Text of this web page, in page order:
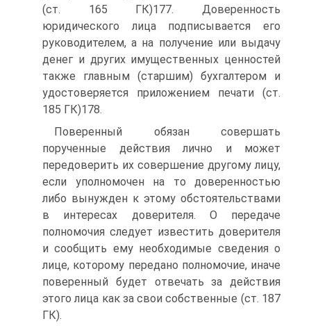
(ст. 165 ГК)177. Доверенность
юридического лица подписывается его
руководителем, а на получение или выдачу
денег и других имущественных ценностей
также главным (старшим) бухгалтером и
удостоверяется приложением печати (ст.
185 ГК)178.
Поверенный обязан совершать
порученные действия лично и может
передоверить их совершение другому лицу,
если уполномочен на то доверенностью
либо вынужден к этому обстоятельствами
в интересах доверителя. О передаче
полномочия следует известить доверителя
и сообщить ему необходимые сведения о
лице, которому передано полномочие, иначе
поверенный будет отвечать за действия
этого лица как за свои собственные (ст. 187
ГК).